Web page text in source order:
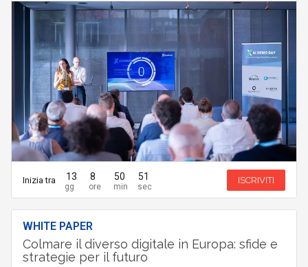
Inizia tra 74 8 50 50 ISCRIVITI
WHITE PAPER
Colmare il diverso digitale in Europa: sfide e
strategie per il futuro